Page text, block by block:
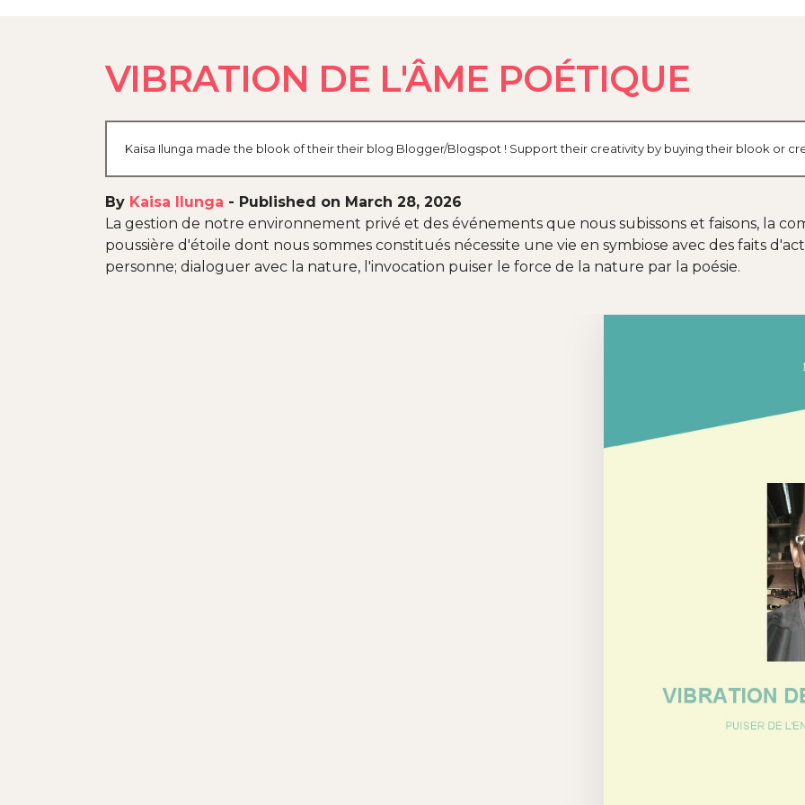
VIBRATION DE L'ÂME POÉTIQUE
Kaisa Ilunga made the blook of their their blog Blogger/Blogspot ! Support their creativity by buying their blook or
By Kaisa Ilunga - Published on March 28, 2026
La gestion de notre environnement privé et des événements que nous subissons et faisons, la
poussière d'étoile dont nous sommes constitués nécessite une vie en symbiose avec des faits
personne; dialoguer avec la nature, l'invocation puiser le force de la nature par la poésie.